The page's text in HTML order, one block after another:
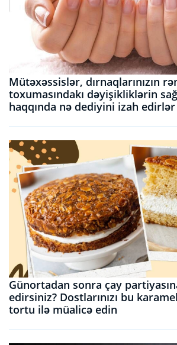
Mütəxəssislər, dırnaqlarınızın
toxumasındakı dəyişikliklərin
haqqında nə dediyini izah edirlər
Günortadan sonra çay
edirsiniz? Dostlarınızı bu
tortu ilə müalicə edin